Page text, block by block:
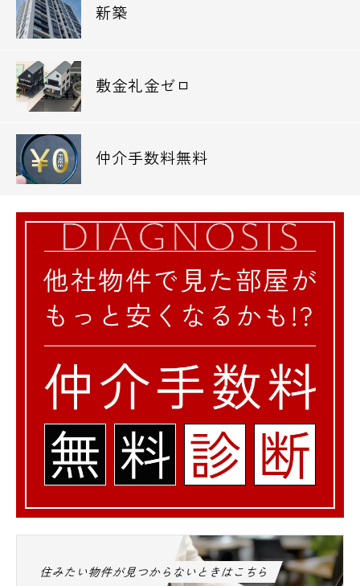
新築
敷金礼金ゼロ
仲介手数料無料
住みたい物件が見つからないときはこちら